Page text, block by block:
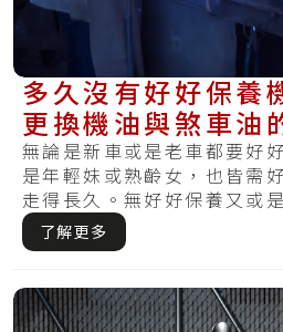
多久沒有好好保養
更換機油與煞車油
讓機車保持健康
無論是新車或是老車都要好
是年輕妹或熟齡女，也皆需
走得長久。無好好保養又或
損害.....
了解更多